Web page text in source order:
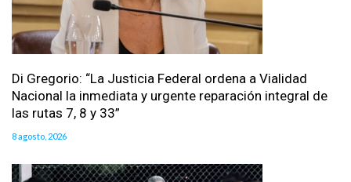
Di Gregorio: “La Justicia Federal ordena a Vialidad
Nacional la inmediata y urgente reparación integral de
las rutas 7, 8 y 33”
8 agosto, 2026